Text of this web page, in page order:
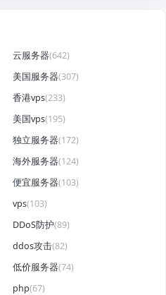
云服务器(642)
美国服务器(307)
香港vps(233)
美国vps(195)
独立服务器(172)
海外服务器(124)
便宜服务器(103)
vps(103)
DDoS防护(89)
ddos攻击(82)
低价服务器(74)
php(67)